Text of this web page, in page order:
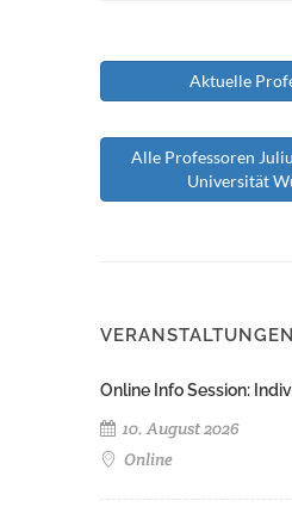
Aktuelle
Alle Professoren
Universität
VERANSTALTUNGEN
Online Info Session:
10. August 2026
Online